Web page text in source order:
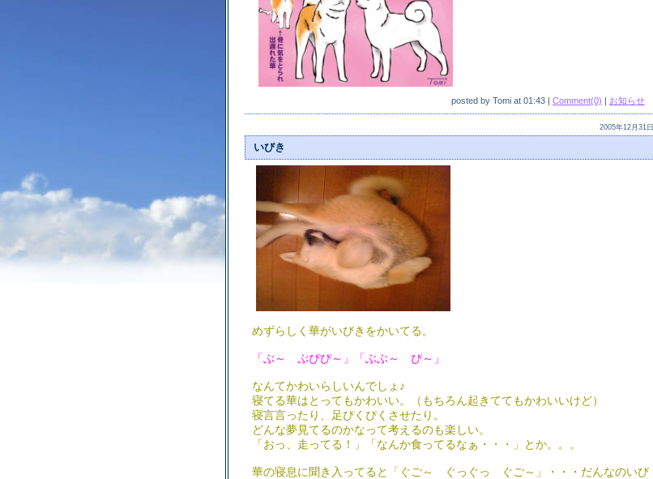
posted by Tomi at 01:43 | Comment(0) | お知らせ
2005年12月31日
いびき
めずらしく華がいびきをかいてる。
「ぶ～ ぷぴぴ～」「ぶぶ～ ぴ～」
なんてかわいらしいんでしょ♪
寝てる華はとってもかわいい。（もちろん起きててもかわいいけど）
寝言言ったり、足ぴくぴくさせたり。
どんな夢見てるのかなって考えるのも楽しい。
「おっ、走ってる！」「なんか食ってるなぁ・・・」とか。。。
華の寝息に聞き入ってると「ぐご～ ぐっぐっ ぐご～」・・・だんなのいび